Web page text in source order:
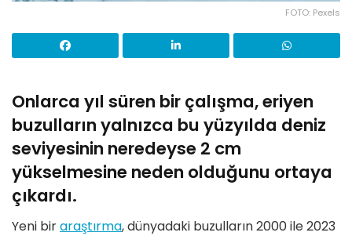
FOTO: Pexels
Onlarca yıl süren bir çalışma, eriyen
buzulların yalnızca bu yüzyılda deniz
seviyesinin neredeyse 2 cm
yükselmesine neden olduğunu ortaya
çıkardı.
Yeni biraraştırma, dünyadaki buzulların 2000 ile 2023